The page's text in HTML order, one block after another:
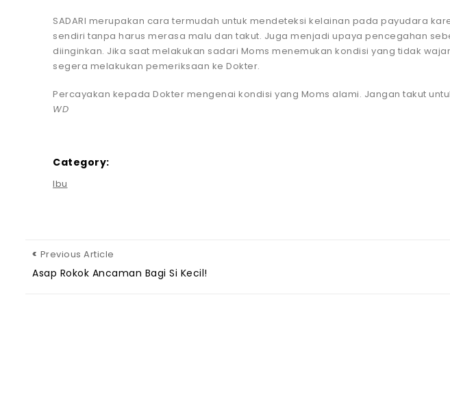
SADARI merupakan cara termudah untuk mendeteksi kelainan pada payudara
sendiri tanpa harus merasa malu dan takut. Juga menjadi upaya pencegahan
diinginkan. Jika saat melakukan sadari Moms menemukan kondisi yang tidak
segera melakukan pemeriksaan ke Dokter.
Percayakan kepada Dokter mengenai kondisi yang Moms alami. Jangan takut
WD
Category:
Ibu
Previous Article
Asap Rokok Ancaman Bagi Si Kecil!